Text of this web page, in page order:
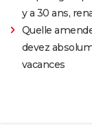
y a 30 ans,
Quelle
devez
vacances